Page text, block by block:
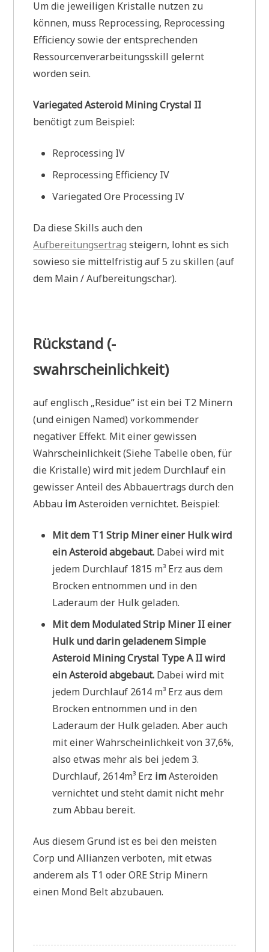
Um die jeweiligen Kristalle nutzen zu
können, muss Reprocessing, Reprocessing
Efficiency sowie der entsprechenden
Ressourcenverarbeitungsskill gelernt
worden sein.
Variegated Asteroid Mining Crystal II
benötigt zum Beispiel:
Reprocessing IV
Reprocessing Efficiency IV
Variegated Ore Processing IV
Da diese Skills auch den
Aufbereitungsertrag steigern, lohnt es sich
sowieso sie mittelfristig auf 5 zu skillen (auf
dem Main / Aufbereitungschar).
Rückstand (-
swahrscheinlichkeit)
auf englisch „Residue“ ist ein bei T2 Minern
(und einigen Named) vorkommender
negativer Effekt. Mit einer gewissen
Wahrscheinlichkeit (Siehe Tabelle oben, für
die Kristalle) wird mit jedem Durchlauf ein
gewisser Anteil des Abbauertrags durch den
Abbau imAsteroiden vernichtet. Beispiel:
Mit dem T1 Strip Miner einer Hulk wird
ein Asteroid abgebaut. Dabei wird mit
jedem Durchlauf 1815 m³ Erz aus dem
Brocken entnommen und in den
Laderaum der Hulk geladen.
Mit dem Modulated Strip Miner II einer
Hulk und darin geladenem Simple
Asteroid Mining Crystal Type A II wird
ein Asteroid abgebaut. Dabei wird mit
jedem Durchlauf 2614 m³ Erz aus dem
Brocken entnommen und in den
Laderaum der Hulk geladen. Aber auch
mit einer Wahrscheinlichkeit von 37,6%,
also etwas mehr als bei jedem 3.
Durchlauf, 2614m³ Erz imAsteroiden
vernichtet und steht damit nicht mehr
zum Abbau bereit.
Aus diesem Grund ist es bei den meisten
Corp und Allianzen verboten, mit etwas
anderem als T1 oder ORE Strip Minern
einen Mond Belt abzubauen.